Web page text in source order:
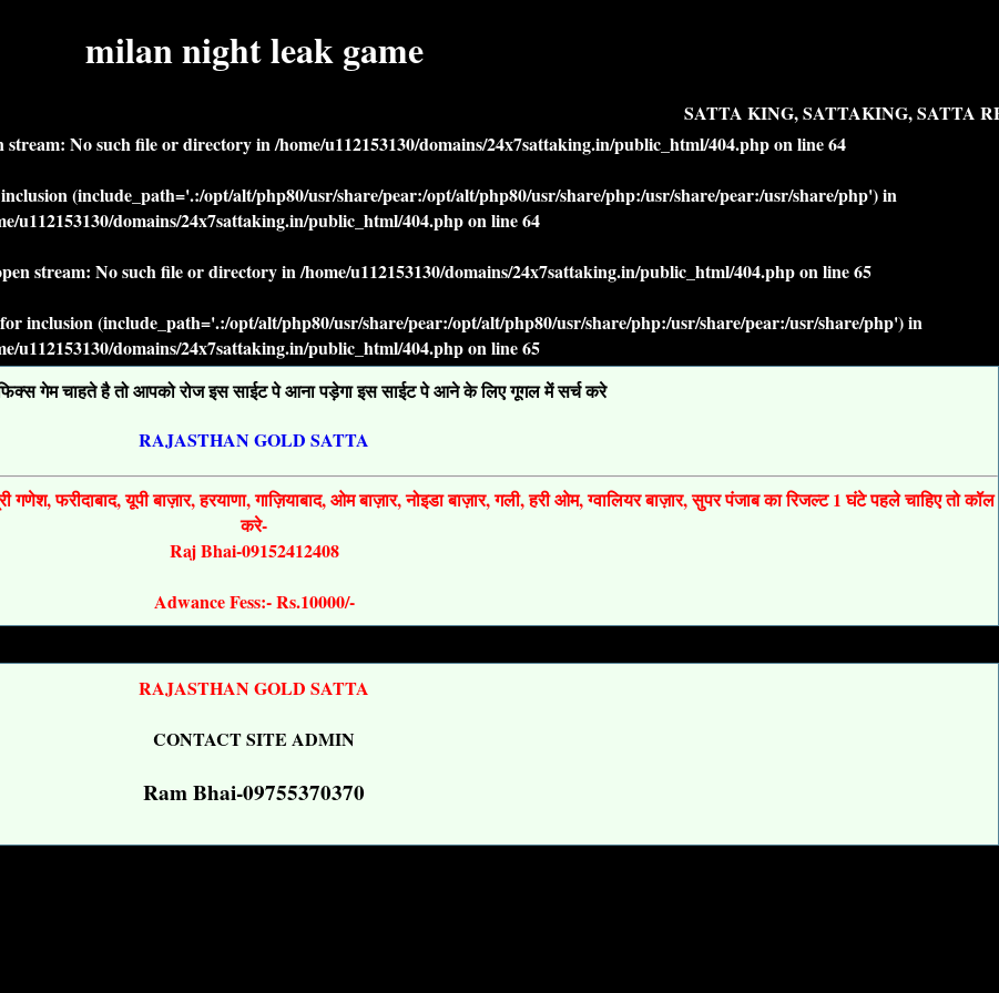
milan night leak game
SATTA KING, SATTAKING, SATTA
stream: No such file or directory in/home/u112153130/domains/24x7sattaking.in/public_html/404.phpon line64
(include_path='.:/opt/alt/php80/usr/share/pear:/opt/alt/php80/usr/share/php:/usr/share/pear:/usr/share/php') in
u112153130/domains/24x7sattaking.in/public_html/404.phpon line64
stream: No such file or directory in/home/u112153130/domains/24x7sattaking.in/public_html/404.phpon line65
inclusion (include_path='.:/opt/alt/php80/usr/share/pear:/opt/alt/php80/usr/share/php:/usr/share/pear:/usr/share/php') in
u112153130/domains/24x7sattaking.in/public_html/404.phpon line65
गेम चाहते है तो आपको रोज इस साईट पे आना पड़ेगा इस साईट पे आने के लिए गूगल में सर्च करे
RAJASTHAN GOLD SATTA
फरीदाबाद, यूपी बाज़ार, हरयाणा, गाज़ियाबाद, ओम बाज़ार, नोइडा बाज़ार, गली, हरी ओम, ग्वालियर बाज़ार, सुपर पंजाब का रिजल्ट 1 घंटे पहले चाहिए तो कॉल
करे-
Raj Bhai-09152412408
Adwance Fess:- Rs.10000/-
RAJASTHAN GOLD SATTA
CONTACT SITE ADMIN
Ram Bhai-09755370370